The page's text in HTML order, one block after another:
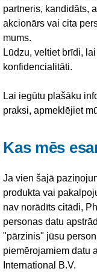
partneris, kandidāts,
akcionārs vai cita
mums.
Lūdzu, veltiet brīdi,
konfidencialitāti.
Lai iegūtu plašāku
praksi, apmeklējiet
Kas mēs
Ja vien šajā
produkta vai
nav norādīts citādi,
personas datu
"pārzinis" jūsu
piemērojamiem datu
International B.V.